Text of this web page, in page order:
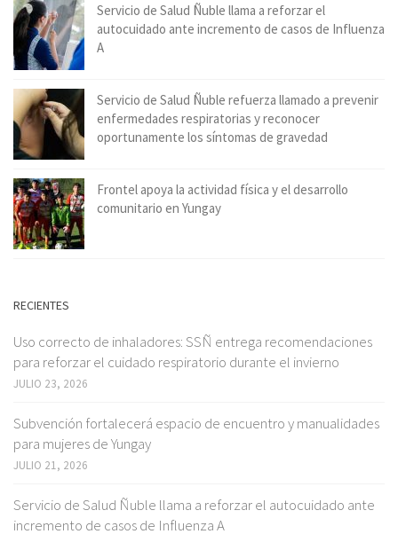
Servicio de Salud Ñuble llama a reforzar el
autocuidado ante incremento de casos de Influenza
A
Servicio de Salud Ñuble refuerza llamado a prevenir
enfermedades respiratorias y reconocer
oportunamente los síntomas de gravedad
Frontel apoya la actividad física y el desarrollo
comunitario en Yungay
RECIENTES
Uso correcto de inhaladores: SSÑ entrega recomendaciones
para reforzar el cuidado respiratorio durante el invierno
JULIO 23, 2026
Subvención fortalecerá espacio de encuentro y manualidades
para mujeres de Yungay
JULIO 21, 2026
Servicio de Salud Ñuble llama a reforzar el autocuidado ante
incremento de casos de Influenza A